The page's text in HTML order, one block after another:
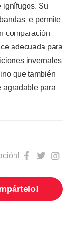
ignífugos. Su
le permite
comparación
adecuada para
invernales
que también
agradable para